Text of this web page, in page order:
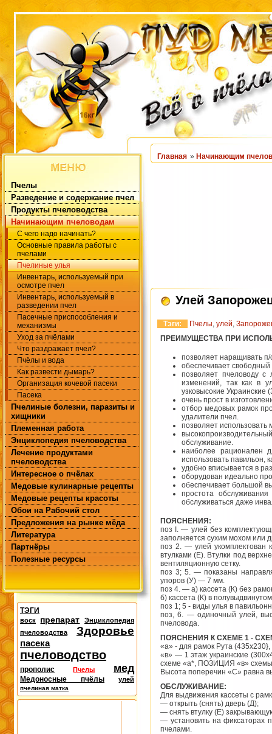
Пчелы
Разведение и содержание пчел
Продукты пчеловодства
Начинающим пчеловодам
С чего надо начинать?
Основные правила работы с
пчелами
Пчелиные улья
Инвентарь, используемый при
осмотре пчел
Инвентарь, используемый в
разведении пчел
Пасечные приспособления и
механизмы
Уход за пчёлами
Что раздражает пчел?
Пчёлы и вода
Как развести дымарь?
Организация кочевой пасеки
Пасека
Пчелиные болезни, паразиты и
хищники
Племенная работа
Энциклопедия пчеловодства
Лечение продуктами
пчеловодства
Интересное о пчёлах
Медовые кулинарные рецепты
Медовые рецепты красоты
Обои на Рабочий стол
Предложения на рынке мёда
Литература
Партнёры
Полезные ресурсы
ТЭГИ
воск препарат
Энциклопедия
пчеловодства
Здоровье
пасека
пчеловодство
прополис Пчелы мед
Медоносные пчёлы улей
пчелиная матка
Главная » Начинающим
Улей
Тэги: Пчелы, улей,
ПРЕИМУЩЕСТВА ПРИ
позволяет наращивать
обеспечивает свободный
позволяет пчеловоду с
изменений, так как в
узковысокие Украинские
очень прост в
отбор медовых рамок
удалители пчел.
позволяет использовать
обслуживание.
наиболее рационален
использовать павильон,
удобно вписывается в
оборудован идеально
обеспечивает большой
простота
обслуживаться даже
ПОЯСНЕНИЯ:
поз I. — улей без
заполняется сухим мохом или
поз 2. — улей укомплектован
втулками (Е). Втулки под
вентиляционную сетку.
поз 3; 5. — показаны
упоров (У) — 7 мм.
поз 4. — а) кассета (К) без
б) кассета (К) в
поз 1; 5 - виды улья в
поз, 6. — одиночный улей,
пчеловода.
ПОЯСНЕНИЯ К СХЕМЕ 1 -
«а» - для рамок Рута
«в» — 1 этаж украинские
схеме «а*, ПОЗИЦИЯ «в» схемы
Высота поперечин «С» равна
ОБСЛУЖИВАНИЕ:
Для выдвижения кассеты с
— открыть (снять) дверь (Д);
— снять втулку (Е)
— установить на фиксаторах
пчелами.